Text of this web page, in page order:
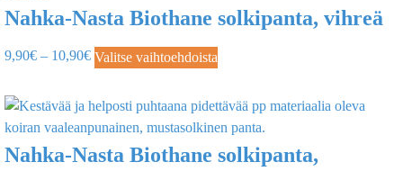
Nahka-Nasta Biothane solkipanta, vihreä
9,90€ – 10,90€ Valitse vaihtoehdoista
Nahka-Nasta Biothane solkipanta,